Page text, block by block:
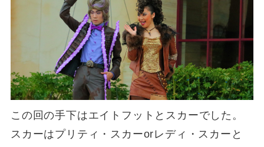
この回の手下はエイトフットとスカーでした。
スカーはプリティ・スカーorレディ・スカーと